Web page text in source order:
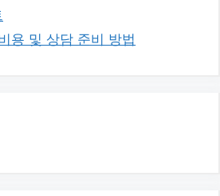
용 및 상담 준비 방법